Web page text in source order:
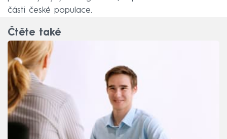
části české populace.
Čtěte také